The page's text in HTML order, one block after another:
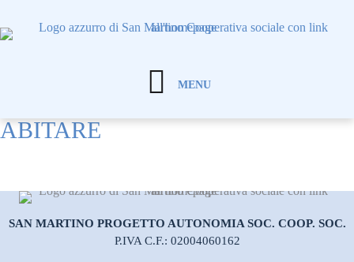
MENU
ABITARE
DI GENERE
Abbiamo scelto di fare un passo importante: la Cooperativa San
SAN MARTINO PROGETTO AUTONOMIA SOC. COOP. SOC.
P.IVA C.F.: 02004060162